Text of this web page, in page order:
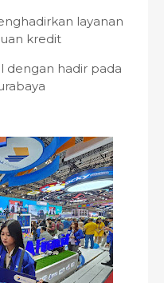
layanan
kredit
dengan hadir pada